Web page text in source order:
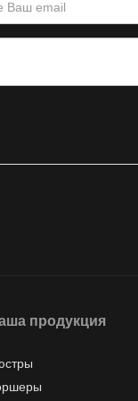
продукция